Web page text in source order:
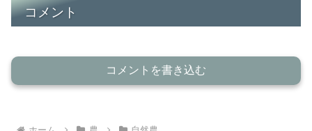
コメント
コメントを書き込む